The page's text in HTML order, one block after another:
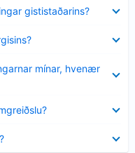
gististaðarins?
mínar, hvenær